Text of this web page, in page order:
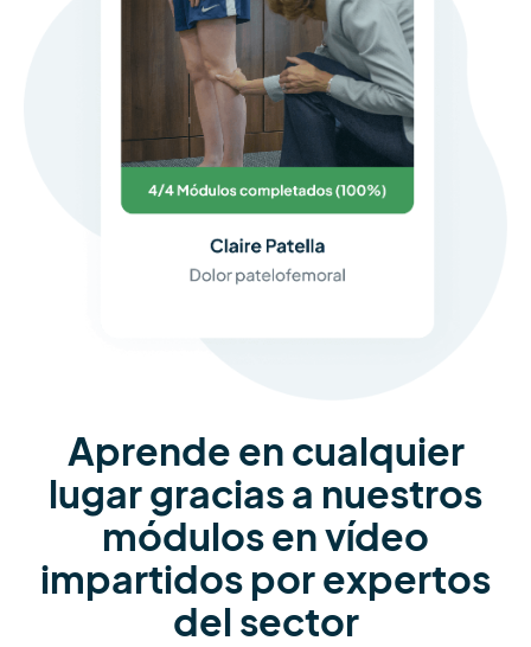
Aprende en cualquier
lugar gracias a nuestros
módulos en vídeo
impartidos por expertos
del sector